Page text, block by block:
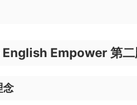
Empower 第二
念